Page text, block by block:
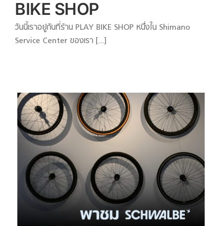
BIKE SHOP
วันนี้เราอยู่กันที่ร้าน PLAY BIKE SHOP หนึ่งใน Shimano
Service Center ของเรา [...]